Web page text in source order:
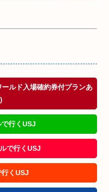
ルド入場確約券付プランあ
行くUSJ
で行くUSJ
行くUSJ